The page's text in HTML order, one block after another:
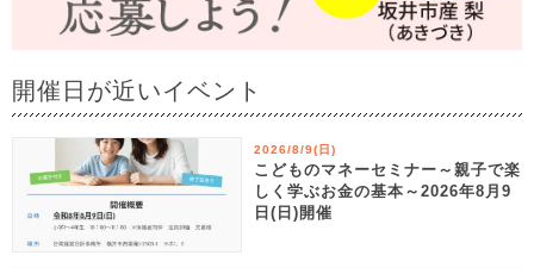
開催日が近いイベント
2026/8/9(日)
こどものマネーセミナー～親子で楽
しく学ぶお金の基本～2026年8月9
日(日)開催